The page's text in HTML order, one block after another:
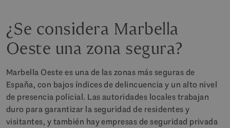
¿Se considera Marbella
Oeste una zona segura?
Marbella Oeste es una de las zonas más seguras de
España, con bajos índices de delincuencia y un alto nivel
de presencia policial. Las autoridades locales trabajan
duro para garantizar la seguridad de residentes y
visitantes, y también hay empresas de seguridad privada